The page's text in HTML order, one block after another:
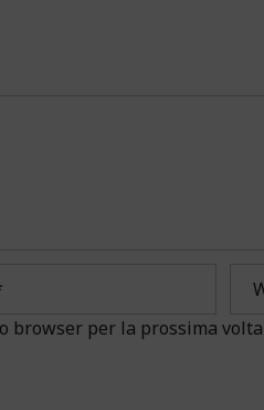
browser per la prossima volta